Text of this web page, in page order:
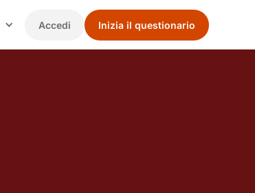
Accedi Inizia il questionario